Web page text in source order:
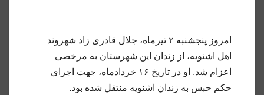
امروز پنجشنبه ۲ تیرماه، جلال قادری زاد شهروند
اهل اشنویه، از زندان این شهرستان به مرخصی
اعزام شد. او در تاریخ ۱۶ خردادماە، جهت اجرای
حکم حبس بە زندان اشنویه منتقل شده بود.